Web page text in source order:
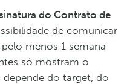
do Contrato de
de comunicar
menos 1 semana
só mostram o
do target, do